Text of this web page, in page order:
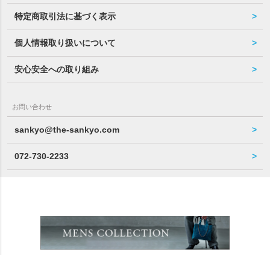
特定商取引法に基づく表示
個人情報取り扱いについて
安心安全への取り組み
お問い合わせ
sankyo@the-sankyo.com
072-730-2233